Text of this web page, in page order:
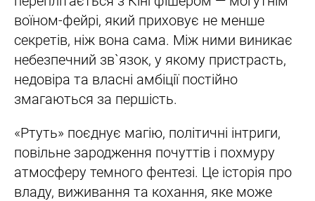
воїном-фейрі, який приховує не менше
секретів, ніж вона сама. Між ними виникає
небезпечний зв`язок, у якому пристрасть,
недовіра та власні амбіції постійно
змагаються за першість.
«Ртуть» поєднує магію, політичні інтриги,
повільне зародження почуттів і похмуру
атмосферу темного фентезі. Це історія про
владу, виживання та кохання, яке може